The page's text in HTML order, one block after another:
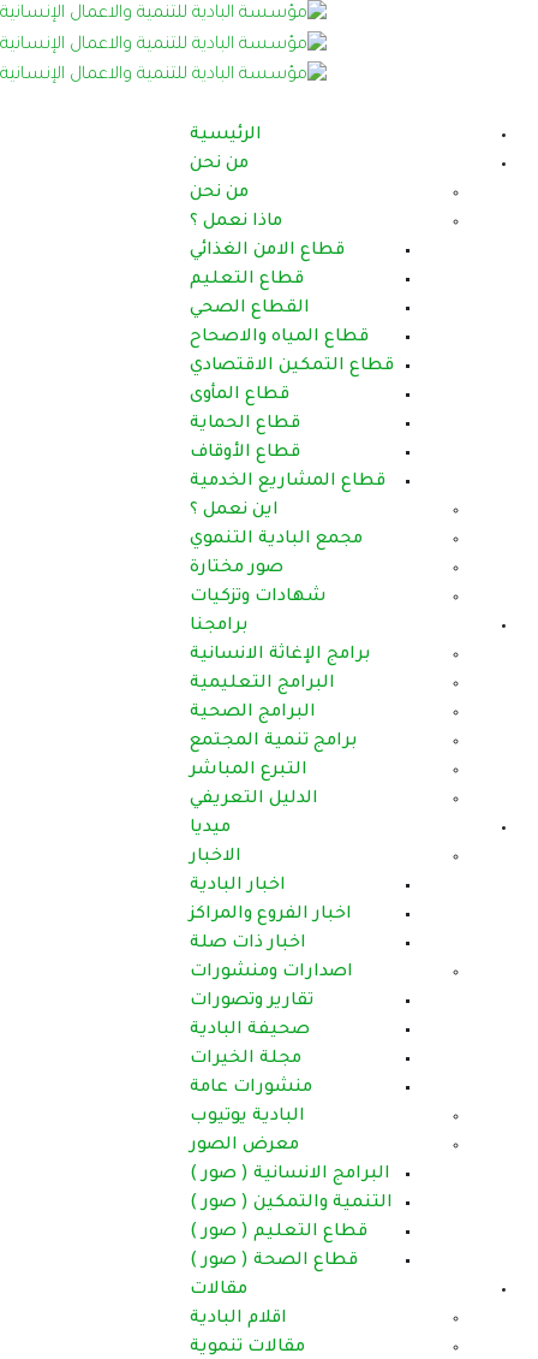
الرئيسية
من نحن
من نحن
ماذا نعمل ؟
قطاع الامن الغذائي
قطاع التعليم
القطاع الصحي
قطاع المياه والاصحاح
قطاع التمكين الاقتصادي
قطاع المأوى
قطاع الحماية
قطاع الأوقاف
قطاع المشاريع الخدمية
اين نعمل ؟
مجمع البادية التنموي
صور مختارة
شهادات وتزكيات
برامجنا
برامج الإغاثة الانسانية
البرامج التعليمية
البرامج الصحية
برامج تنمية المجتمع
التبرع المباشر
الدليل التعريفي
ميديا
الاخبار
اخبار البادية
اخبار الفروع والمراكز
اخبار ذات صلة
اصدارات ومنشورات
تقارير وتصورات
صحيفة البادية
مجلة الخيرات
منشورات عامة
البادية يوتيوب
معرض الصور
البرامج الانسانية ( صور )
التنمية والتمكين ( صور )
قطاع التعليم ( صور )
قطاع الصحة ( صور )
مقالات
اقلام البادية
مقالات تنموية